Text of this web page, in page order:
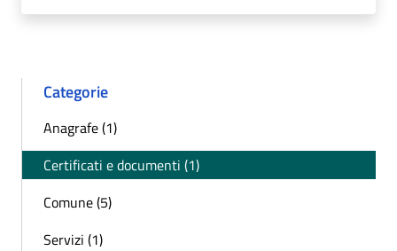
Categorie
Anagrafe (1)
Certificati e documenti (1)
Comune (5)
Servizi (1)